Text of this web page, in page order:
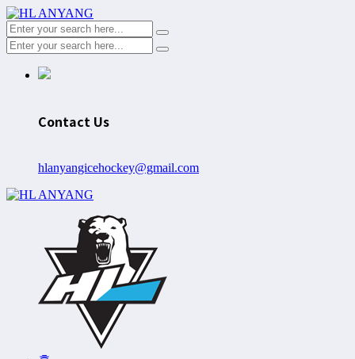
Contact Us
hlanyangicehockey@gmail.com